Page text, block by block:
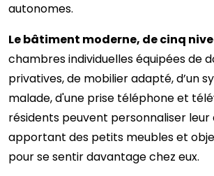
autonomes.
Le bâtiment moderne, de cinq
chambres individuelles équipées de
privatives, de mobilier adapté, d’un
malade, d'une prise téléphone et
résidents peuvent personnaliser leur
apportant des petits meubles et
pour se sentir davantage chez eux.